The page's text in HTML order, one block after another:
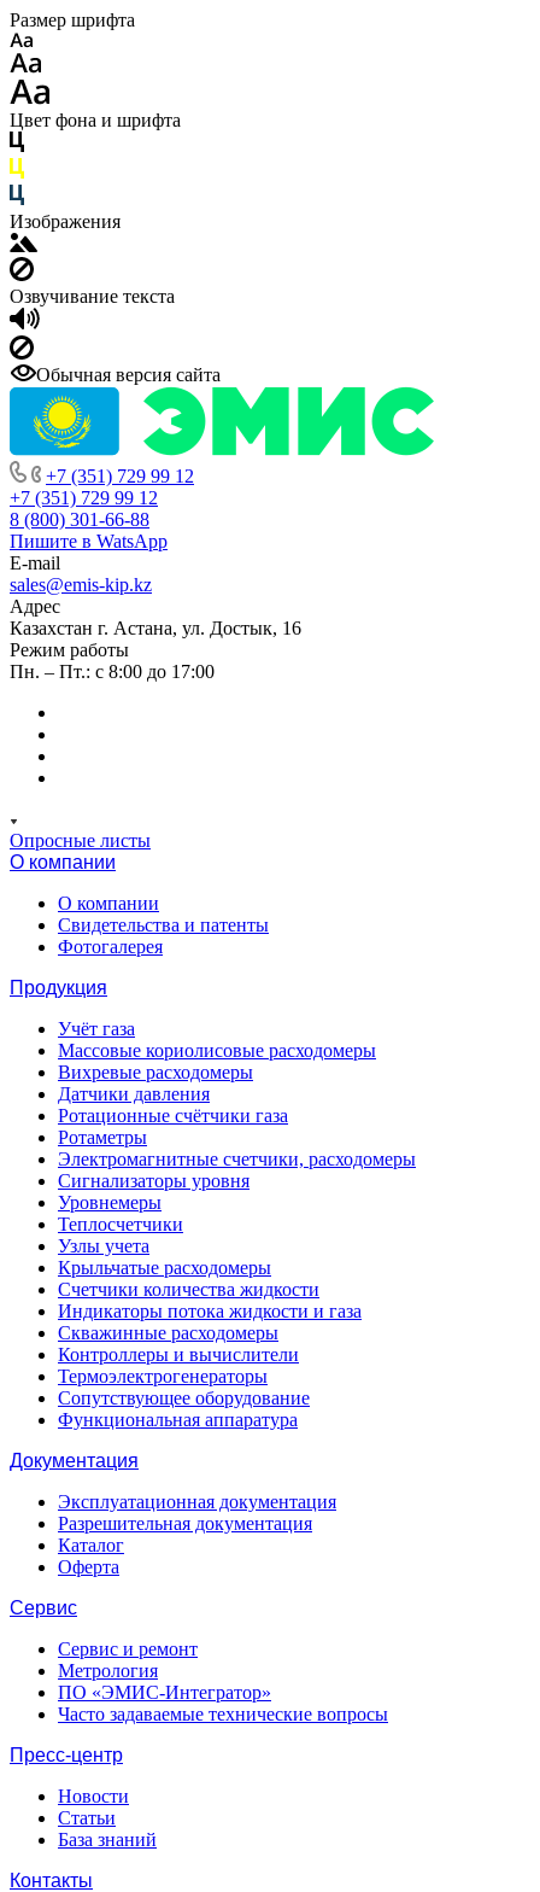
Размер шрифта
Цвет фона и шрифта
Изображения
Озвучивание текста
Обычная версия сайта
+7 (351) 729 99 12
+7 (351) 729 99 12
8 (800) 301-66-88
Пишите в WatsApp
E-mail
sales@emis-kip.kz
Адрес
Казахстан г. Астана, ул. Достык, 16
Режим работы
Пн. – Пт.: с 8:00 до 17:00
Опросные листы
О компании
О компании
Свидетельства и патенты
Фотогалерея
Продукция
Учёт газа
Массовые кориолисовые расходомеры
Вихревые расходомеры
Датчики давления
Ротационные счётчики газа
Ротаметры
Электромагнитные счетчики, расходомеры
Сигнализаторы уровня
Уровнемеры
Теплосчетчики
Узлы учета
Крыльчатые расходомеры
Счетчики количества жидкости
Индикаторы потока жидкости и газа
Скважинные расходомеры
Контроллеры и вычислители
Термоэлектрогенераторы
Сопутствующее оборудование
Функциональная аппаратура
Документация
Эксплуатационная документация
Разрешительная документация
Каталог
Оферта
Сервис
Сервис и ремонт
Метрология
ПО «ЭМИС-Интегратор»
Часто задаваемые технические вопросы
Пресс-центр
Новости
Статьи
База знаний
Контакты